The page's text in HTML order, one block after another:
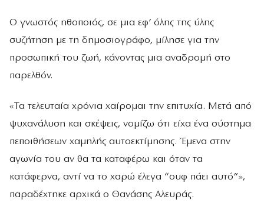
Ο γνωστός ηθοποιός, σε μια εφ’ όλης της ύλης
συζήτηση με τη δημοσιογράφο, μίλησε για την
προσωπική του ζωή, κάνοντας μια αναδρομή στο
παρελθόν.
«Τα τελευταία χρόνια χαίρομαι την επιτυχία. Μετά από
ψυχανάλυση και σκέψεις, νομίζω ότι είχα ένα σύστημα
πεποιθήσεων χαμηλής αυτοεκτίμησης. Έμενα στην
αγωνία του αν θα τα καταφέρω και όταν τα
κατάφερνα, αντί να το χαρώ έλεγα “ουφ πάει αυτό”»,
παραδέχτηκε αρχικά ο Θανάσης Αλευράς.